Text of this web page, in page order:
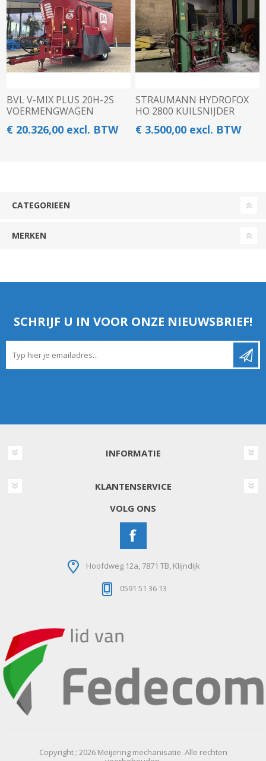
BVL V-MIX PLUS 20H-2S
VOERMENGWAGEN
€ 20.326,00 excl. BTW
STRAUMANN HYDROFOX
HO 2800 KUILSNIJDER
€ 3.500,00 excl. BTW
CATEGORIEEN
MERKEN
SCHRIJF U IN VOOR ONZE NIEUWSBRIEF!
INFORMATIE
KLANTENSERVICE
VOLG ONS
Hoofdweg 12a, 7871 TB, Klijndijk
0591 51 36 13
Copyright ; 2026 Meijering mechanisatie. Alle rechten